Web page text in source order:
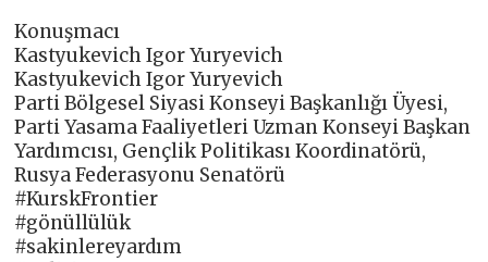
Konuşmacı
Kastyukevich Igor Yuryevich
Kastyukevich Igor Yuryevich
Parti Bölgesel Siyasi Konseyi Başkanlığı Üyesi,
Parti Yasama Faaliyetleri Uzman Konseyi Başkan
Yardımcısı, Gençlik Politikası Koordinatörü,
Rusya Federasyonu Senatörü
#KurskFrontier
#gönüllülük
#sakinlereyardım